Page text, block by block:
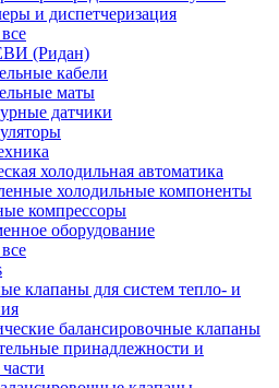
и диспетчеризация
(Ридан)
кабели
маты
датчики
холодильная автоматика
холодильные компоненты
компрессоры
оборудование
клапаны для систем тепло- и
балансировочные клапаны
принадлежности и